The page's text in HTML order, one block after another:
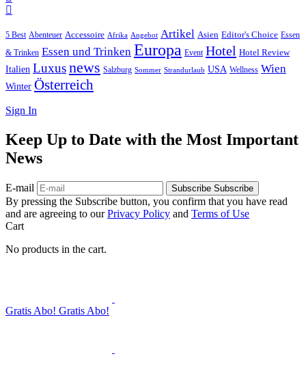
5 Best Abenteuer Accessoire Afrika Angebot Artikel Asien Editor's Choice Essen
& Trinken Essen und Trinken Europa Event Hotel Hotel Review
Italien Luxusnews Salzburg Sommer Strandurlaub USA Wellness Wien
Winter Österreich
Sign In
Keep Up to Date with the Most Important
News
E-mail Subscribe Subscribe
By pressing the Subscribe button, you confirm that you have read
and are agreeing to ourPrivacy Policy and Terms of Use
Cart
No products in the cart.
Gratis Abo! Gratis Abo!